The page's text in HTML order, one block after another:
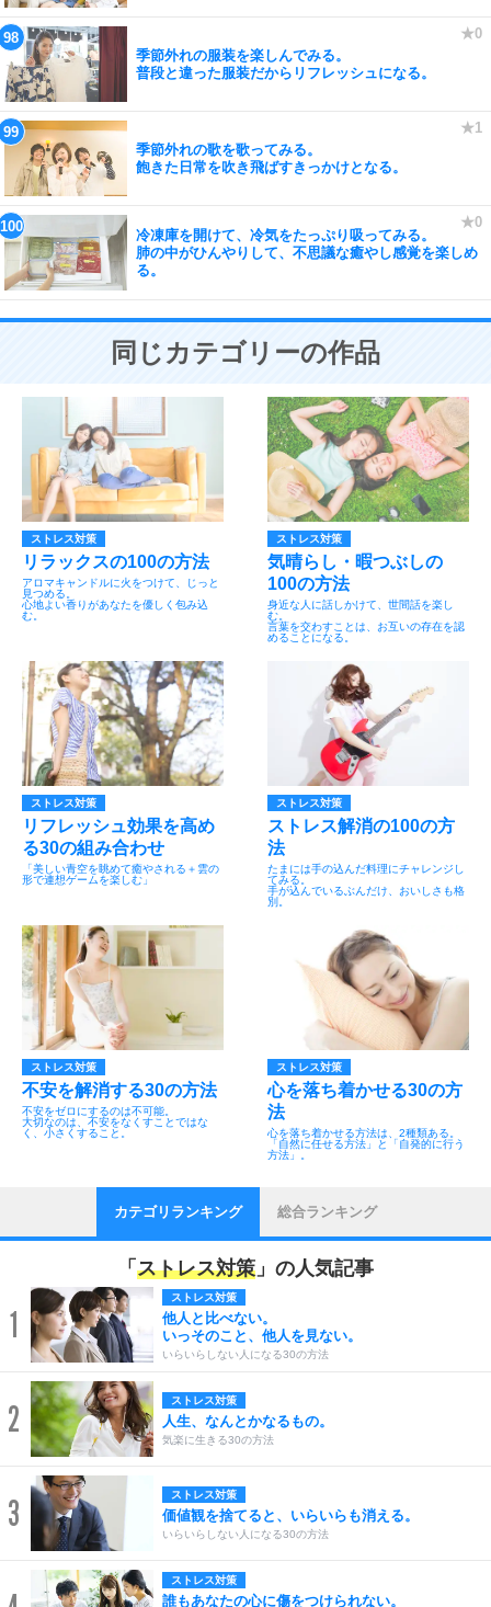
季節外れの服装を楽しんでみる。
普段と違った服装だからリフレッシュになる。
季節外れの歌を歌ってみる。
飽きた日常を吹き飛ばすきっかけとなる。
冷凍庫を開けて、冷気をたっぷり吸ってみる。
肺の中がひんやりして、不思議な癒やし感覚を楽しめ
る。
同じカテゴリーの作品
ストレス対策
リラックスの100の方法
アロマキャンドルに火をつけて、じっと
見つめる。
心地よい香りがあなたを優しく包み込
む。
ストレス対策
気晴らし・暇つぶしの
100の方法
身近な人に話しかけて、世間話を楽し
む。
言葉を交わすことは、お互いの存在を認
めることになる。
ストレス対策
リフレッシュ効果を高め
る30の組み合わせ
「美しい青空を眺めて癒やされる＋雲の
形で連想ゲームを楽しむ」
ストレス対策
ストレス解消の100の方
法
たまには手の込んだ料理にチャレンジし
てみる。
手が込んでいるぶんだけ、おいしさも格
別。
ストレス対策
不安を解消する30の方法
不安をゼロにするのは不可能。
大切なのは、不安をなくすことではな
く、小さくすること。
ストレス対策
心を落ち着かせる30の方
法
心を落ち着かせる方法は、2種類ある。
「自然に任せる方法」と「自発的に行う
方法」。
カテゴリランキング 総合ランキング
「 ストレス対策 」の人気記事
1
ストレス対策
他人と比べない。
いっそのこと、他人を見ない。
いらいらしない人になる30の方法
2 ストレス対策
人生、なんとかなるもの。
気楽に生きる30の方法
3 ストレス対策
価値観を捨てると、いらいらも消える。
いらいらしない人になる30の方法
ストレス対策
誰もあなたの心に傷をつけられない。